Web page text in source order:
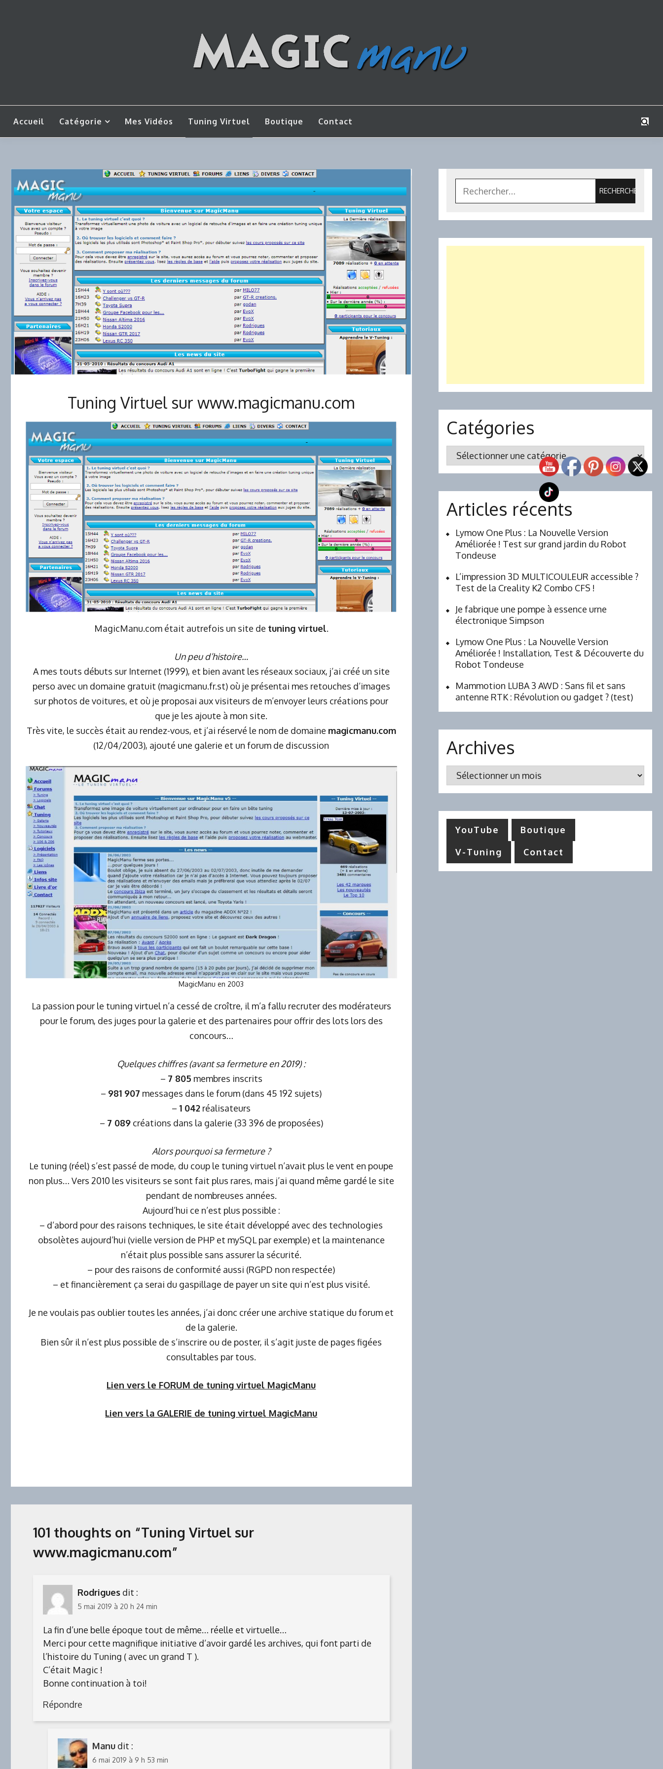
MAGICMANU
Accueil Catégorie Mes Vidéos Tuning Virtuel Boutique Contact
Tuning Virtuel sur www.magicmanu.com
MagicManu.com était autrefois un site de tuning virtuel.
Un peu d’histoire…
A mes touts débuts sur Internet (1999), et bien avant les réseaux sociaux, j’ai créé un site
perso avec un domaine gratuit (magicmanu.fr.st) où je présentai mes retouches d’images
sur photos de voitures, et où je proposai aux visiteurs de m’envoyer leurs créations pour
que je les ajoute à mon site.
Très vite, le succès était au rendez-vous, et j’ai réservé le nom de domaine magicmanu.com
(12/04/2003), ajouté une galerie et un forum de discussion
MagicManu en 2003
La passion pour le tuning virtuel n’a cessé de croître, il m’a fallu recruter des modérateurs
pour le forum, des juges pour la galerie et des partenaires pour offrir des lots lors des
concours…
Quelques chiffres (avant sa fermeture en 2019) :
– 7 805 membres inscrits
– 981 907 messages dans le forum (dans 45 192 sujets)
–1 042 réalisateurs
– 7 089créations dans la galerie (33 396 de proposées)
Alors pourquoi sa fermeture ?
Le tuning (réel) s’est passé de mode, du coup le tuning virtuel n’avait plus le vent en poupe
non plus… Vers 2010 les visiteurs se sont fait plus rares, mais j’ai quand même gardé le site
pendant de nombreuses années.
Aujourd’hui ce n’est plus possible :
– d’abord pour des raisons techniques, le site était développé avec des technologies
obsolètes aujourd’hui (vielle version de PHP et mySQL par exemple) et la maintenance
n’était plus possible sans assurer la sécurité.
– pour des raisons de conformité aussi (RGPD non respectée)
– et financièrement ça serai du gaspillage de payer un site qui n’est plus visité.
Je ne voulais pas oublier toutes les années, j’ai donc créer une archive statique du forum et
de la galerie.
Bien sûr il n’est plus possible de s’inscrire ou de poster, il s’agit juste de pages figées
consultables par tous.
Lien vers le FORUM de tuning virtuel MagicManu
Lien vers la GALERIE de tuning virtuel MagicManu
101 thoughts on “Tuning Virtuel sur
www.magicmanu.com”
Rodrigues dit :
5 mai 2019 à 20 h 24 min
La fin d’une belle époque tout de même… réelle et virtuelle…
Merci pour cette magnifique initiative d’avoir gardé les archives, qui font parti de
l’histoire du Tuning ( avec un grand T ).
C’était Magic !
Bonne continuation à toi!
Répondre
Manu dit :
6 mai 2019 à 9 h 53 min
Catégories
Catégories
Articles récents
Lymow One Plus : La Nouvelle Version
Améliorée ! Test sur grand jardin du Robot
Tondeuse
L’impression 3D MULTICOULEUR accessible ?
Test de la Creality K2 Combo CFS !
Je fabrique une pompe à essence urne
électronique Simpson
Lymow One Plus : La Nouvelle Version
Améliorée ! Installation, Test & Découverte du
Robot Tondeuse
Mammotion LUBA 3 AWD : Sans fil et sans
antenne RTK : Révolution ou gadget ? (test)
Archives
Archives
YouTube Boutique
V-Tuning Contact